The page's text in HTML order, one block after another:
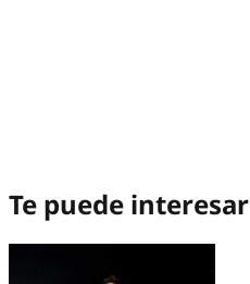
Te puede interesar